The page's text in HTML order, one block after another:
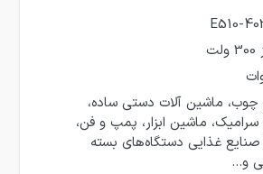
چوب، ماشین آلات دستی ساده،
ماشین ابزار، پمپ و فن،‌
غذایی ‌دستگاه‌های بسته
و…